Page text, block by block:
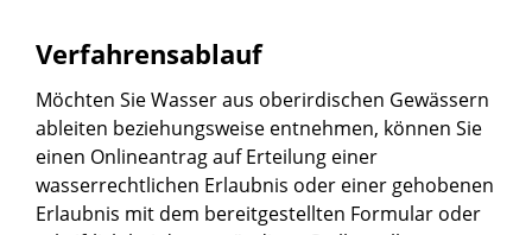
Verfahrensablauf
Möchten Sie Wasser aus oberirdischen Gewässern
ableiten beziehungsweise entnehmen, können Sie
einen Onlineantrag auf Erteilung einer
wasserrechtlichen Erlaubnis oder einer gehobenen
Erlaubnis mit dem bereitgestellten Formular oder